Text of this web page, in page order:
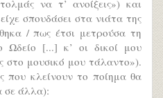
να τ’ ανοίξεις») και
σπουδάσει στα νιάτα της
/ πως έτσι μετρούσα τη
Ωδείο [...] κ’ οι δικοί μου
στο μουσικό μου τάλαντο»).
που κλείνουν το ποίημα θα
σε άλλα):